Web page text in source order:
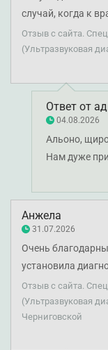
случай, когда к
спокойствием.
несколько лет
Ивановна.
приветливая,
мельчайшим
чувствуешь себя
заботу. Клинике
Отзыв с сайта.
(Ультразвуковая
Ответ от
04.08.2026
Альоно, щиро
Нам дуже
допомагає
відчуття
найкращою
мотивацією
міцного
Анжела
31.07.2026
Очень
установила
лечение.
Отзыв с сайта.
(Ультразвуковая
Черниговской